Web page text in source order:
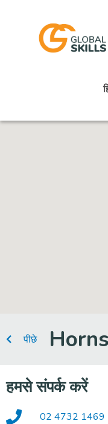
पीछे
हमसे संपर्क करें
02 4732 1469